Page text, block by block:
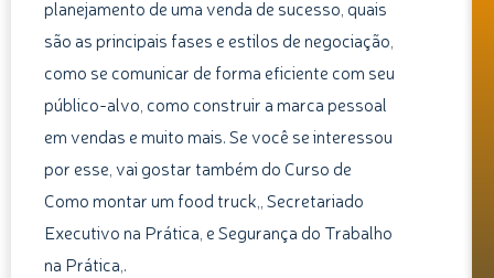
planejamento de uma venda de sucesso, quais
são as principais fases e estilos de negociação,
como se comunicar de forma eficiente com seu
público-alvo, como construir a marca pessoal
em vendas e muito mais. Se você se interessou
por esse, vai gostar também do Curso de
Como montar um food truck,, Secretariado
Executivo na Prática, e Segurança do Trabalho
na Prática,.